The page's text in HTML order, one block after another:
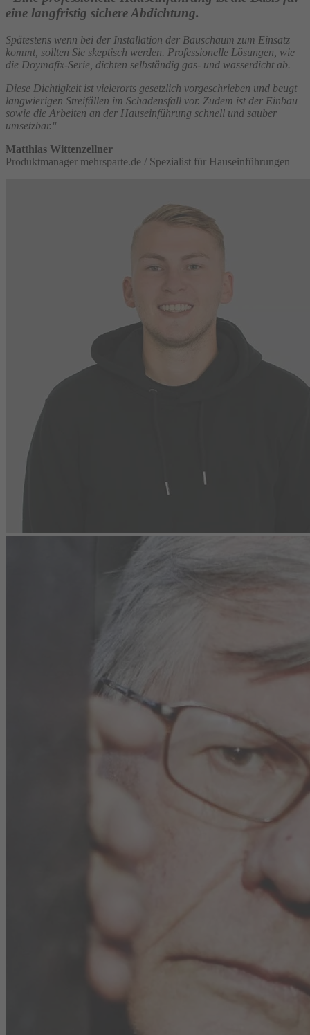
eine langfristig sichere Abdichtung.
Spätestens wenn bei der Installation der Bauschaum zum Einsatz
kommt, sollten Sie skeptisch werden. Professionelle Lösungen, wie
die Doymafix-Serie, dichten selbständig gas- und wasserdicht ab.
Diese Dichtigkeit ist vielerorts gesetzlich vorgeschrieben und beugt
langwierigen Streifällen im Schadensfall vor. Zudem ist der Einbau
sowie die Arbeiten an der Hauseinführung schnell und sauber
umsetzbar."
Matthias Wittenzellner
Produktmanager mehrsparte.de / Spezialist für Hauseinführungen